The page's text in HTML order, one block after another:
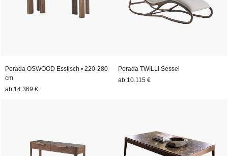
Porada OSWOOD Esstisch • 220-280
cm
ab 14.369 €
Porada TWILLI Sessel
ab 10.115 €